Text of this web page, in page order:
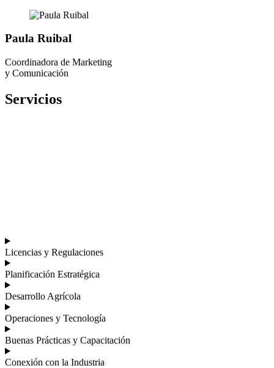
Paula Ruibal
Coordinadora de Marketing
y Comunicación
Servicios
Licencias y Regulaciones
Planificación Estratégica
Desarrollo Agrícola
Operaciones y Tecnología
Buenas Prácticas y Capacitación
Conexión con la Industria